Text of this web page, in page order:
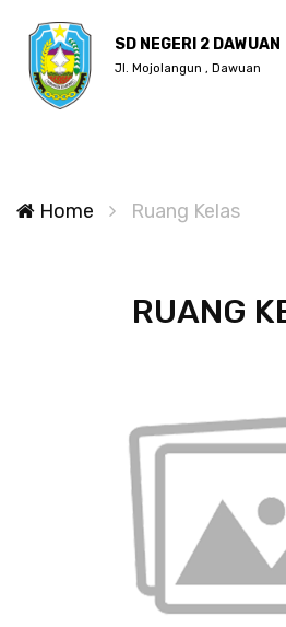
SD NEGERI 2 DAWUAN
Jl. Mojolangun , Dawuan
Home Ruang Kelas
RUANG